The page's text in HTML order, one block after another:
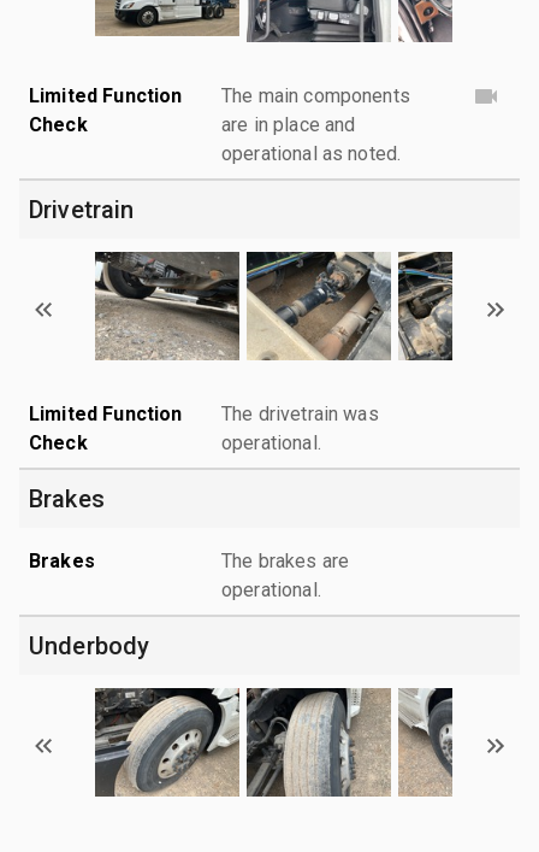
Limited Function
Check
The main components
are in place and
operational as noted.
Drivetrain
Limited Function
Check
The drivetrain was
operational.
Brakes
Brakes
The brakes are
operational.
Underbody